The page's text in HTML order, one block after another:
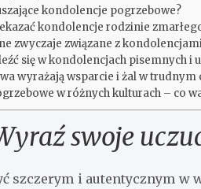
kondolencje pogrzebowe?
kondolencje rodzinie
zwyczaje związane z
się w kondolencjach pisemnych i
wyrażają wsparcie i żal w trudnym
w różnych kulturach – co
swoje
szczerym i autentycznym w